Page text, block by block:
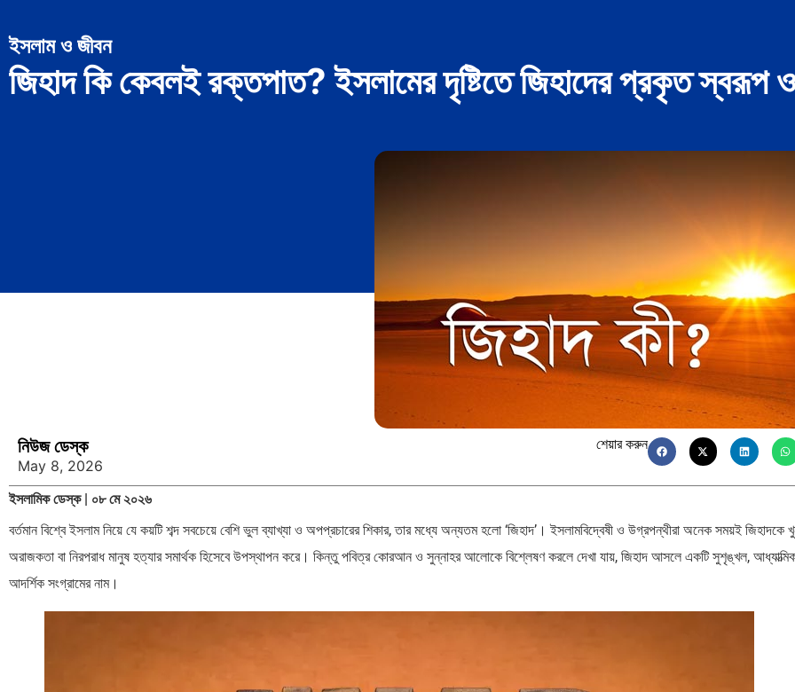
ইসলাম ও জীবন
জিহাদ কি কেবলই রক্তপাত? ইসলামের দৃষ্টিতে জিহাদের প্রকৃত স্বরূপ
নিউজ ডেস্ক
May 8, 2026
শেয়ার করুন
ইসলামিক ডেস্ক | ০৮ মে ২০২৬
বর্তমান বিশ্বে ইসলাম নিয়ে যে কয়টি শব্দ সবচেয়ে বেশি ভুল ব্যাখ্যা ও অপপ্রচারের শিকার, তার মধ্যে অন্যতম হলো ‘জিহাদ’। ইসলামবিদ্বেষী ও উগ্রপন্থীরা অনেক সময়ই জিহাদকে
অরাজকতা বা নিরপরাধ মানুষ হত্যার সমার্থক হিসেবে উপস্থাপন করে। কিন্তু পবিত্র কোরআন ও সুন্নাহর আলোকে বিশ্লেষণ করলে দেখা যায়, জিহাদ আসলে একটি সুশৃঙ্খল,
আদর্শিক সংগ্রামের নাম।